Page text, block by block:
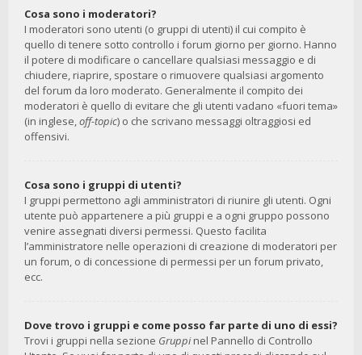
Cosa sono i moderatori?
I moderatori sono utenti (o gruppi di utenti) il cui compito è
quello di tenere sotto controllo i forum giorno per giorno. Hanno
il potere di modificare o cancellare qualsiasi messaggio e di
chiudere, riaprire, spostare o rimuovere qualsiasi argomento
del forum da loro moderato. Generalmente il compito dei
moderatori è quello di evitare che gli utenti vadano «fuori tema»
(in inglese,off-topic) o che scrivano messaggi oltraggiosi ed
offensivi.
Cosa sono i gruppi di utenti?
I gruppi permettono agli amministratori di riunire gli utenti. Ogni
utente può appartenere a più gruppi e a ogni gruppo possono
venire assegnati diversi permessi. Questo facilita
l’amministratore nelle operazioni di creazione di moderatori per
un forum, o di concessione di permessi per un forum privato,
ecc.
Dove trovo i gruppi e come posso far parte di uno di essi?
Trovi i gruppi nella sezione Gruppinel Pannello di Controllo